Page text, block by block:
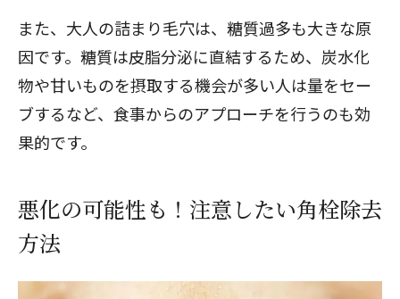
また、大人の詰まり毛穴は、糖質過多も大きな原
因です。糖質は皮脂分泌に直結するため、炭水化
物や甘いものを摂取する機会が多い人は量をセー
ブするなど、食事からのアプローチを行うのも効
果的です。
悪化の可能性も！注意したい角栓除去
方法